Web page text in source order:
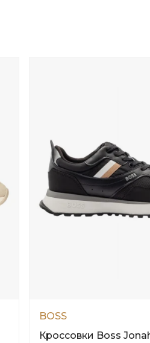
BOSS
Кроссовки Boss